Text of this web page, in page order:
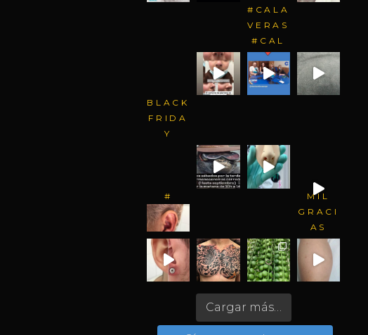
#CALA
VERAS
#CAL
BLACK
FRIDA
Y
#
MIL
GRACI
AS
POR
VO
Cargar más…